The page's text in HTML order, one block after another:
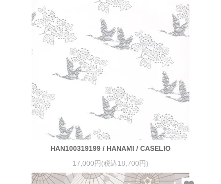
HAN100319199 / HANAMI / CASELIO
17,000円(税込18,700円)